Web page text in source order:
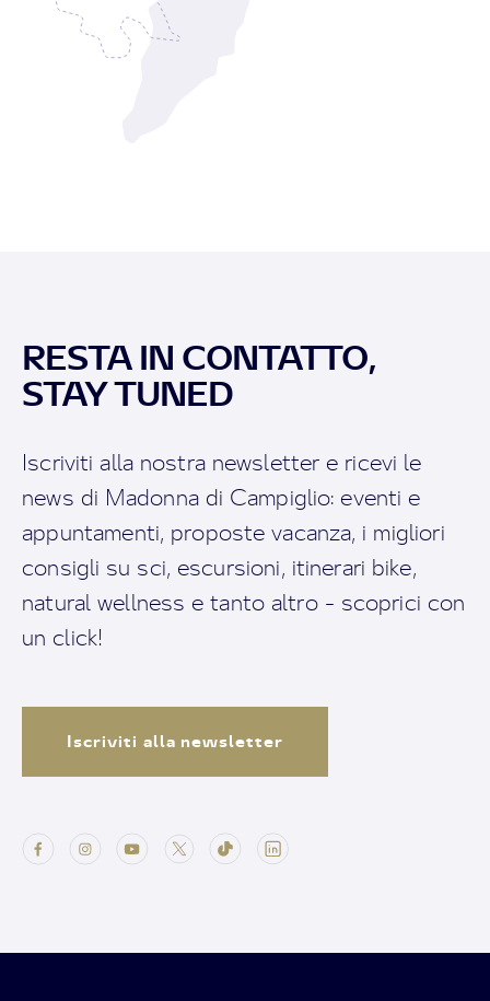
RESTA IN CONTATTO,
STAY TUNED
Iscriviti alla nostra newsletter e ricevi le
news di Madonna di Campiglio: eventi e
appuntamenti, proposte vacanza, i migliori
consigli su sci, escursioni, itinerari bike,
natural wellness e tanto altro - scoprici con
un click!
Iscriviti alla newsletter